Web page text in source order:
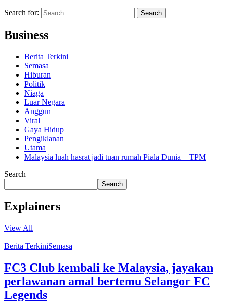
Search for:
Business
Berita Terkini
Semasa
Hiburan
Politik
Niaga
Luar Negara
Anggun
Viral
Gaya Hidup
Pengiklanan
Utama
Malaysia luah hasrat jadi tuan rumah Piala Dunia – TPM
Search
Search
Explainers
View All
Berita TerkiniSemasa
FC3 Club kembali ke Malaysia, jayakan
perlawanan amal bertemu Selangor FC
Legends